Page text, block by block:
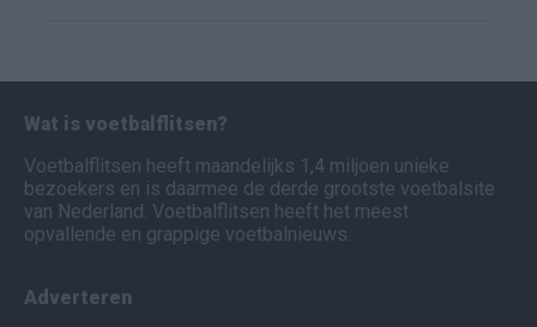
Wat is voetbalflitsen?
Voetbalflitsen heeft maandelijks 1,4 miljoen unieke
bezoekers en is daarmee de derde grootste voetbalsite
van Nederland. Voetbalflitsen heeft het meest
opvallende en grappige voetbalnieuws.
Adverteren